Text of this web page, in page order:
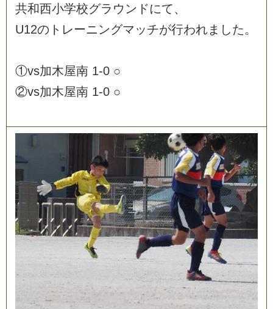
共和西小学校グラ ウ ン ドにて、
U12の ト レーニングマ ッチが行われま した。
①vs加木屋南 1-0 ○
②vs加木屋南 1-0 ○